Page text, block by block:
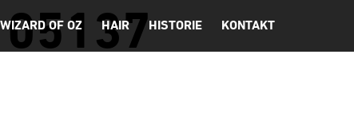
OF OZ HAIR HISTORIE KONTAKT